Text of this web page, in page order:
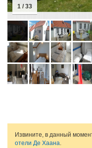
2 / 33
Извините, в данный
отели Де Хаана.